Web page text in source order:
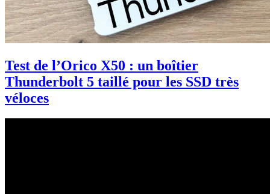
Test de l’Orico X50 : un boîtier
Thunderbolt 5 taillé pour les SSD très
véloces